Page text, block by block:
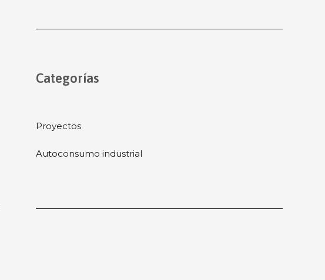
Categorías
Proyectos
Autoconsumo industrial